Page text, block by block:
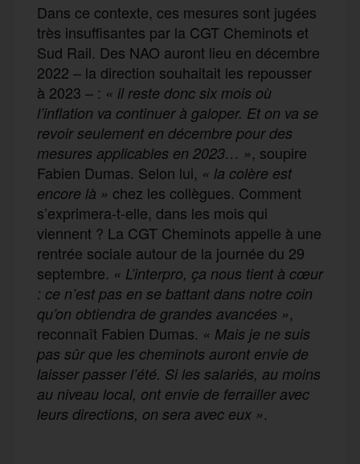
Dans ce contexte, ces mesures sont jugées
très insuffisantes par la CGT Cheminots et
Sud Rail. Des NAO auront lieu en décembre
2022 – la direction souhaitait les repousser
à 2023 – : « il reste donc six mois où
l’inflation va continuer à galoper. Et on va se
revoir seulement en décembre pour des
mesures applicables en 2023… », soupire
Fabien Dumas. Selon lui, « la colère est
encore là » chez les collègues. Comment
s’exprimera-t-elle, dans les mois qui
viennent ? La CGT Cheminots appelle à une
rentrée sociale autour de la journée du 29
septembre. « L’interpro, ça nous tient à cœur
: ce n’est pas en se battant dans notre coin
qu’on obtiendra de grandes avancées »,
reconnaît Fabien Dumas. « Mais je ne suis
pas sûr que les cheminots auront envie de
laisser passer l’été. Si les salariés, au moins
au niveau local, ont envie de ferrailler avec
leurs directions, on sera avec eux ».